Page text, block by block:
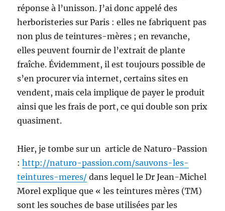
réponse à l’unisson. J’ai donc appelé des
herboristeries sur Paris : elles ne fabriquent pas
non plus de teintures-mères ; en revanche,
elles peuvent fournir de l’extrait de plante
fraîche. Évidemment, il est toujours possible de
s’en procurer via internet, certains sites en
vendent, mais cela implique de payer le produit
ainsi que les frais de port, ce qui double son prix
quasiment.
Hier, je tombe sur un article de Naturo-Passion
:http://naturo-passion.com/sauvons-les-
teintures-meres/ dans lequel le Dr Jean-Michel
Morel explique que « les teintures mères (TM)
sont les souches de base utilisées par les